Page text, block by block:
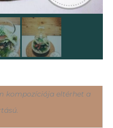
kompozíciója eltérhet a